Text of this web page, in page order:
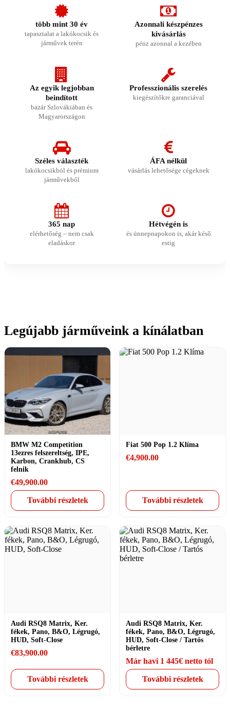
több mint 30 év
tapasztalat a lakókocsik és
járművek terén
Azonnali készpénzes
kivásárlás
pénz azonnal a kezében
Az egyik legjobban
beindított
bazár Szlovákiában és
Magyarországon
Professzionális szerelés
kiegészítőkre garanciával
Széles választék
lakókocsikból és prémium
járművekből
ÁFA nélkül
vásárlás lehetősége cégeknek
365 nap
elérhetőség – nem csak
eladáskor
Hétvégén is
és ünnepnapokon is, akár késő
estig
Legújabb járműveink a kínálatban
BMW M2 Competition
13ezres felszereltség, IPE,
Karbon, Crankhub, CS
felnik
€49,900.00
További részletek
Fiat 500 Pop 1.2 Klíma
€4,900.00
További részletek
Audi RSQ8 Matrix, Ker.
fékek, Pano, B&O, Légrugó,
HUD, Soft-Close
€83,900.00
További részletek
Audi RSQ8 Matrix, Ker.
fékek, Pano, B&O, Légrugó,
HUD, Soft-Close / Tartós
bérletre
Már havi 1 445€ netto tól
További részletek